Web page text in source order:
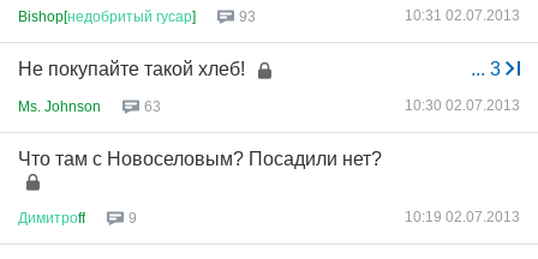
Bishop[недобритый гусар] 93 10:31 02.07.2013
... 3
Не покупайте такой хлеб!
Ms. Johnson 63 10:30 02.07.2013
Что там с Новоселовым? Посадили нет?
Димитроff 9 10:19 02.07.2013